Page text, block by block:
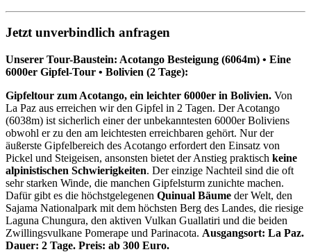
Jetzt unverbindlich anfragen
Unserer Tour-Baustein: Acotango Besteigung (6064m) • Eine
6000er Gipfel-Tour • Bolivien (2 Tage):
Gipfeltour zum Acotango, ein leichter 6000er in Bolivien. Von
La Paz aus erreichen wir den Gipfel in 2 Tagen. Der Acotango
(6038m) ist sicherlich einer der unbekanntesten 6000er Boliviens
obwohl er zu den am leichtesten erreichbaren gehört. Nur der
äußerste Gipfelbereich des Acotango erfordert den Einsatz von
Pickel und Steigeisen, ansonsten bietet der Anstieg praktisch keine
alpinistischen Schwierigkeiten. Der einzige Nachteil sind die oft
sehr starken Winde, die manchen Gipfelsturm zunichte machen.
Dafür gibt es die höchstgelegenen Quinual Bäume der Welt, den
Sajama Nationalpark mit dem höchsten Berg des Landes, die riesige
Laguna Chungura, den aktiven Vulkan Guallatiri und die beiden
Zwillingsvulkane Pomerape und Parinacota. Ausgangsort: La Paz.
Dauer: 2 Tage. Preis: ab 300 Euro.